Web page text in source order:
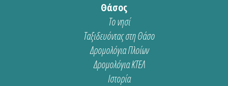
Θάσος
Το νησί
Ταξιδευόντας στη Θάσο
Δρομολόγια Πλοίων
Δρομολόγια ΚΤΕΛ
Ιστορία